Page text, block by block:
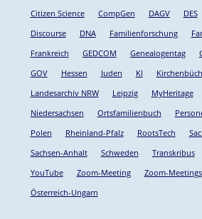
Citizen Science
CompGen DAGV DES
Discourse
DNA Familienforschung
Frankreich
GEDCOM Genealogentag
GOV
Hessen Juden KI
Landesarchiv NRW
Leipzig MyHeritage
Niedersachsen
Ortsfamilienbuch
Polen
Rheinland-Pfalz RootsTech
Sachsen-Anhalt
Schweden Transkribus
YouTube
Zoom-Meeting Zoom-Meetings
Österreich-Ungarn